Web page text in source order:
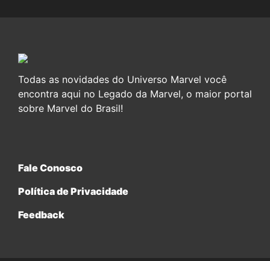
Todas as novidades do Universo Marvel você
encontra aqui no Legado da Marvel, o maior portal
sobre Marvel do Brasil!
Fale Conosco
Política de Privacidade
Feedback